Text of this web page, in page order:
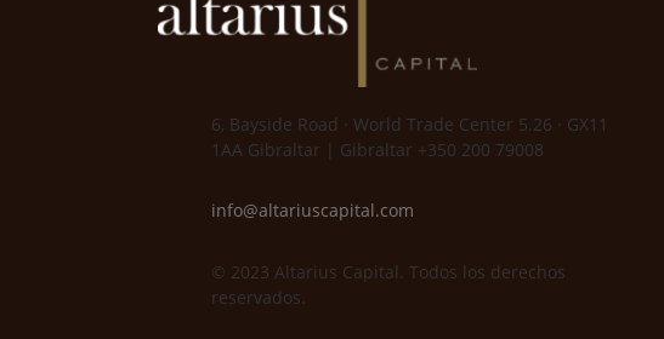
6, Bayside Road · World Trade Center 5.26 · GX11
1AA Gibraltar | Gibraltar +350 200 79008
info@altariuscapital.com
© 2023 Altarius Capital. Todos los derechos
reservados.